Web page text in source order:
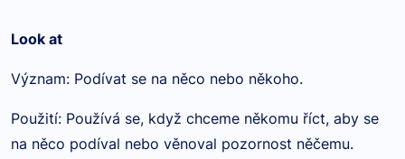
Look at
Význam: Podívat se na něco nebo někoho.
Použití: Používá se, když chceme někomu říct, aby se
na něco podíval nebo věnoval pozornost něčemu.